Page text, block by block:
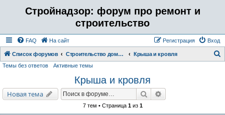
Стройнадзор: форум про ремонт и
строительство
FAQ На сайт Вход
Регистрация
Список форумов Строительство дома, бани, коттеджа. Отделка ремонт помещений. Крыша и кровля
Темы без ответов Активные темы
Крыша и кровля
Новая тема Поиск
7 тем • Страница 1из 1